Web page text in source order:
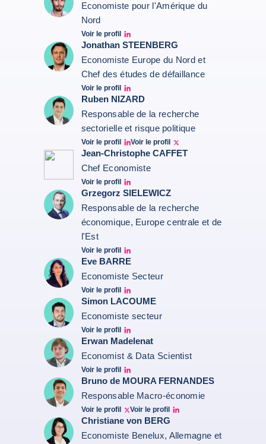
Economiste pour l'Amérique du
Nord
Voir le profil
Marcos Carias Linkedin
Jonathan STEENBERG
Economiste Europe du Nord et
Chef des études de défaillance
Voir le profil
Jonathan Steenberg linkedin
Ruben NIZARD
Responsable de la recherche
sectorielle et risque politique
Voir le profil
Ruben Nizard linkedin
Voir le profil
Ruben Nizard twitter
Jean-Christophe CAFFET
Chef Economiste
Voir le profil
JCC Linkedin
Grzegorz SIELEWICZ
Responsable de la recherche
économique, Europe centrale et de
l'Est
Voir le profil
grzegorz-sielewicz linkedin
Eve BARRE
Economiste Secteur
Voir le profil
Eve barré linkedin
Simon LACOUME
Economiste secteur
Voir le profil
Simon Lacoume linkedin
Erwan Madelenat
Economist & Data Scientist
Voir le profil
Erwan Madelenat
Bruno de MOURA FERNANDES
Responsable Macro-économie
Voir le profil
Twitter Bruno Fernandes
Voir le profil
Bruno de Moura Fernandes linkedin
Christiane von BERG
Economiste Benelux, Allemagne et